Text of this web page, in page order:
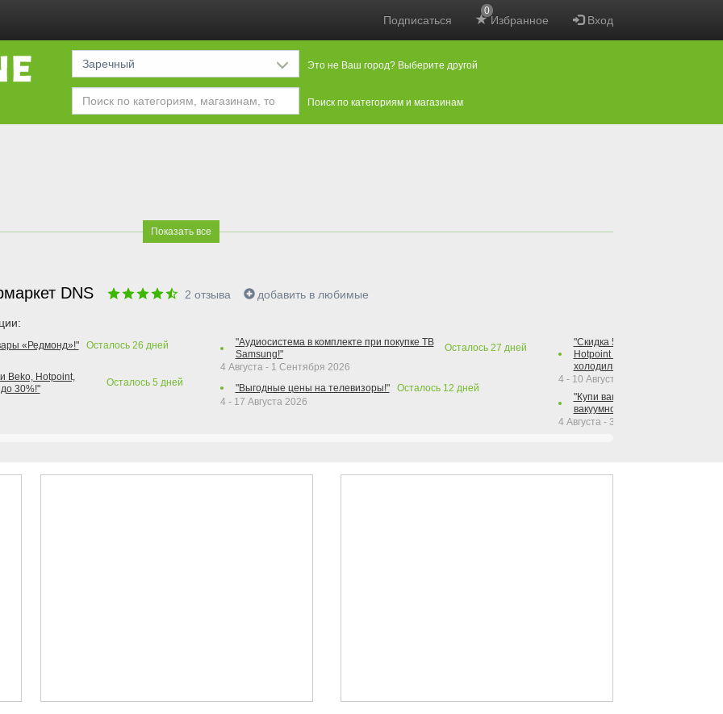
Подписаться Избранное
0
Вход
Заречный Это не Ваш город? Выберите другой
Поиск по категориям и магазинам
Показать все
DNS 2 отзыва добавить в любимые
«Редмонд»!" Осталось 26 дней
Beko, Hotpoint,
30%!"
Осталось 5 дней
"Аудиосистема в комплекте при покупке ТВ
Samsung!"
Осталось 27 дней
4 Августа - 1 Сентября 2026
"Выгодные цены на телевизоры!"
Осталось 12 дней
4 - 17 Августа 2026
"Скидка 50% на варочную
Hotpoint при покупке духового
холодильника Hotpoint!"
4 - 10 Августа 2026
"Купи вакуумный упаковщик +
вакуумного упаковщика =
4 Августа - 30 Сентября 2026